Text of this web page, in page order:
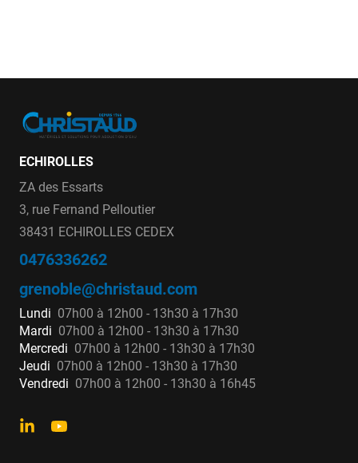
ECHIROLLES
ZA des Essarts
3, rue Fernand Pelloutier
38431 ECHIROLLES CEDEX
0476336262
grenoble@christaud.com
Lundi 07h00 à 12h00 - 13h30 à 17h30
Mardi 07h00 à 12h00 - 13h30 à 17h30
Mercredi 07h00 à 12h00 - 13h30 à 17h30
Jeudi 07h00 à 12h00 - 13h30 à 17h30
Vendredi 07h00 à 12h00 - 13h30 à 16h45